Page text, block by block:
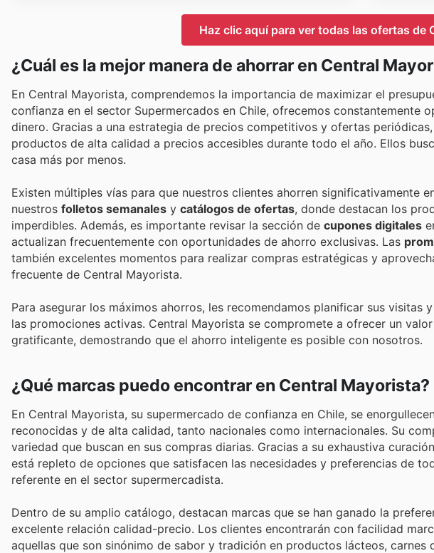
Haz clic aquí para ver todas las ofertas de
¿Cuál es la mejor manera de ahorrar en Central
En Central Mayorista, comprendemos la importancia de maximizar el
confianza en el sector Supermercados en Chile, ofrecemos constantemente
dinero. Gracias a una estrategia de precios competitivos y ofertas
productos de alta calidad a precios accesibles durante todo el año. Ellos
casa más por menos.
Existen múltiples vías para que nuestros clientes ahorren significativamente
nuestros folletos semanales y catálogos de ofertas, donde destacan los
imperdibles. Además, es importante revisar la sección de cupones digitales
actualizan frecuentemente con oportunidades de ahorro exclusivas. Las
también excelentes momentos para realizar compras estratégicas y
frecuente de Central Mayorista.
Para asegurar los máximos ahorros, les recomendamos planificar sus visitas
las promociones activas. Central Mayorista se compromete a ofrecer un
gratificante, demostrando que el ahorro inteligente es posible con nosotros.
¿Qué marcas puedo encontrar en Central Mayorista?
En Central Mayorista, su supermercado de confianza en Chile, se
reconocidas y de alta calidad, tanto nacionales como internacionales. Su
variedad que buscan en sus compras diarias. Gracias a su exhaustiva
está repleto de opciones que satisfacen las necesidades y preferencias de
referente en el sector supermercadista.
Dentro de su amplio catálogo, destacan marcas que se han ganado la
excelente relación calidad-precio. Los clientes encontrarán con facilidad
aquellas que son sinónimo de sabor y tradición en productos lácteos, carnes